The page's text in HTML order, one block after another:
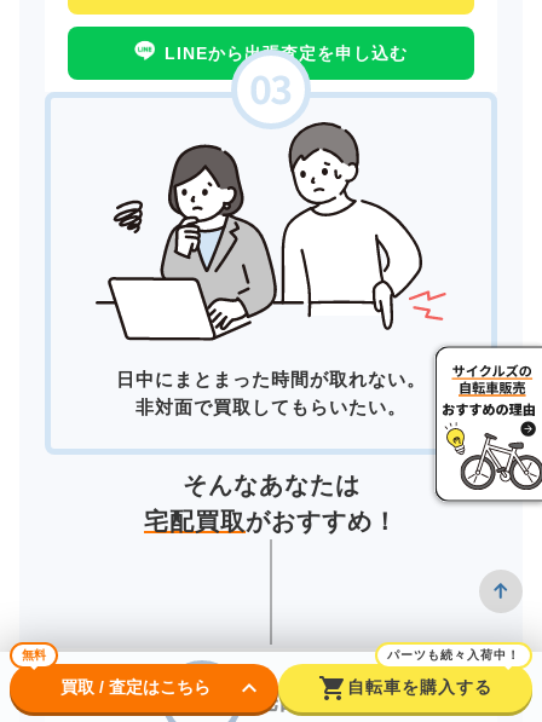
LINEから出張査定を申し込む
日中にまとまった時間が取れない。
非対面で買取してもらいたい。
そんなあなたは
宅配買取がおすすめ！
宅配買取
無料
買取 / 査定はこちら keyboard_arrow_down shopping_cart
パーツも続々入荷中！
自転車を購入する